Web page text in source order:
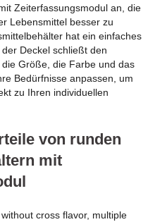
Zeiterfassungsmodul an, die
Lebensmittel besser zu
hat ein einfaches
Deckel schließt den
Größe, die Farbe und das
Bedürfnisse anpassen, um
zu Ihren individuellen
von runden
mit
cross flavor, multiple